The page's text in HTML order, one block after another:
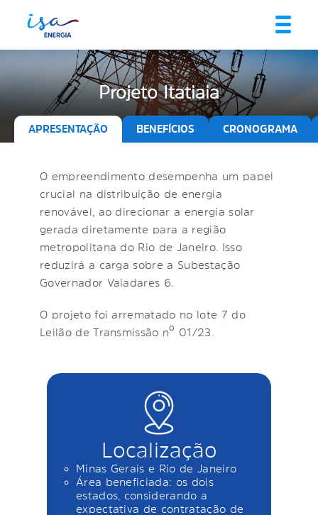
Projeto Itatiaia
APRESENTAÇÃO BENEFÍCIOS CRONOGRAMA
O empreendimento desempenha um papel
crucial na distribuição de energia
renovável, ao direcionar a energia solar
gerada diretamente para a região
metropolitana do Rio de Janeiro. Isso
reduzirá a carga sobre a Subestação
Governador Valadares 6.
O projeto foi arrematado no lote 7 do
Leilão de Transmissão nº 01/23.
Localização
Minas Gerais e Rio de Janeiro
Área beneficiada: os dois
estados, considerando a
expectativa de contratação de